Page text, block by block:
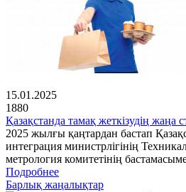
15.01.2025
1880
Қазақстанда тамақ жеткізудің жаңа
2025 жылғы қаңтардан бастап
интеграция министрлігінің
метрология комитетінің
Подробнее
Барлық жаңалықтар